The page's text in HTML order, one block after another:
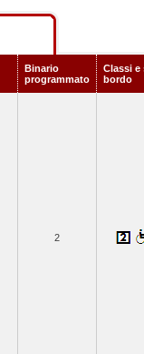
Binario
programmato
Classi e
bordo
2